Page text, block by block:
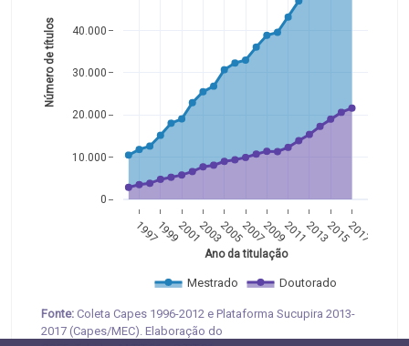
19971999200120032005200720092011201320152017
0
10.000
20.000
30.000
40.000
Mestrado Doutorado
Ano da titulação
Número de títulos
Fonte: Coleta Capes 1996-2012 e Plataforma Sucupira 2013-
2017 (Capes/MEC). Elaboração do